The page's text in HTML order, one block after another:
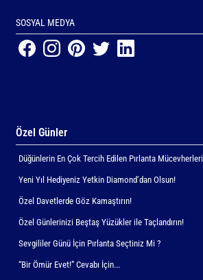
SOSYAL MEDYA
Özel Günler
Düğünlerin En Çok Tercih Edilen Pırlanta Mücevherleri
Yeni Yıl Hediyeniz Yetkin Diamond’dan Olsun!
Özel Davetlerde Göz Kamaştırın!
Özel Günlerinizi Beştaş Yüzükler ile Taçlandırın!
Sevgililer Günü İçin Pırlanta Seçtiniz Mi ?
“Bir Ömür Evet!” Cevabı İçin...